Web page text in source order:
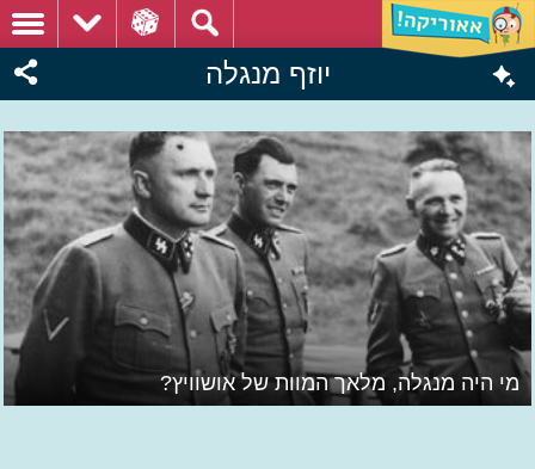
יוזף מנגלה
מי היה מנגלה, מלאך המוות של אושוויץ?